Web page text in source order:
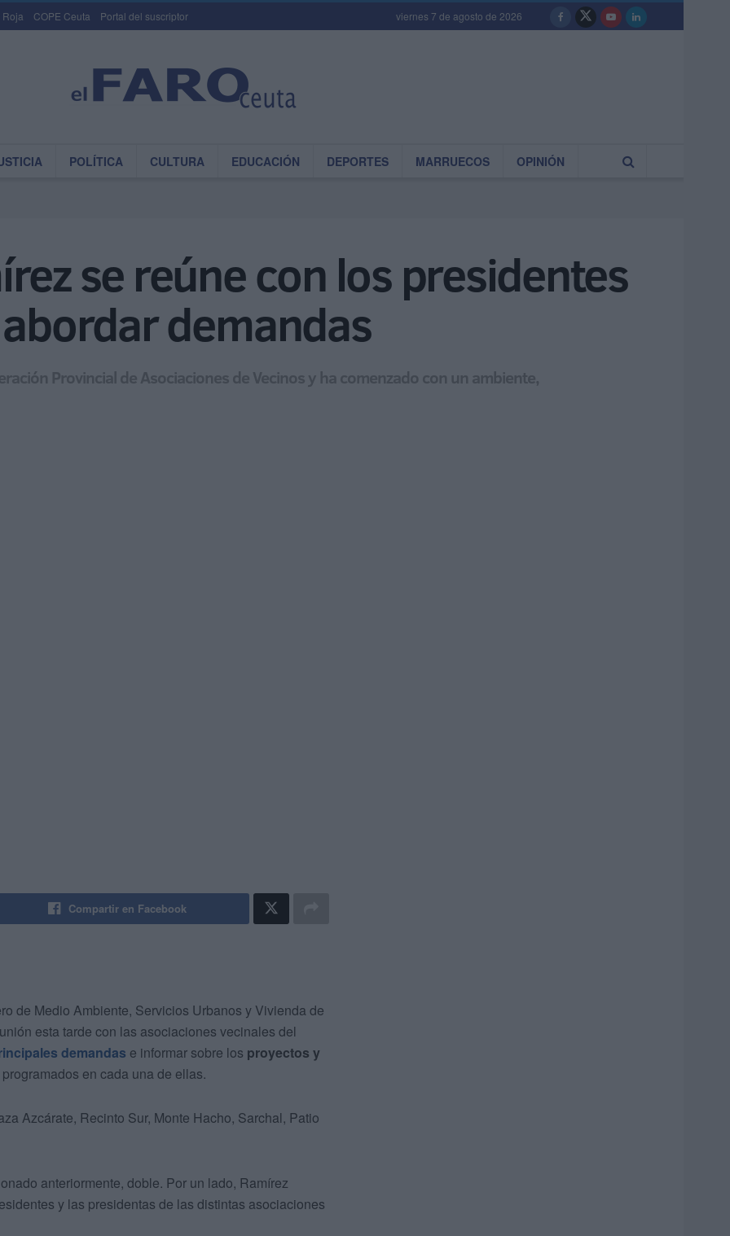
Roja COPE Ceuta Portal del suscriptor viernes 7 de agosto de 2026
POLÍTICA CULTURA EDUCACIÓN DEPORTES MARRUECOS OPINIÓN
se reúne con los presidentes
demandas
Provincial de Asociaciones de Vecinos y ha comenzado con un ambiente,
Compartir en Facebook
de Medio Ambiente, Servicios Urbanos y Vivienda de
esta tarde con las asociaciones vecinales del
demandas e informar sobre los proyectos y
en cada una de ellas.
Azcárate, Recinto Sur, Monte Hacho, Sarchal, Patio
anteriormente, doble. Por un lado, Ramírez
y las presidentas de las distintas asociaciones